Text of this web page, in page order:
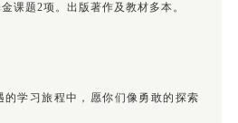
课题2项。出版著作及教材多本。
的学习旅程中，愿你们像勇敢的探索